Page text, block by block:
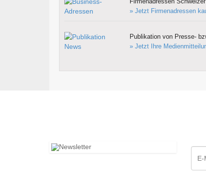
» Jetzt Firmenadressen
Publikation von Presse-
» Jetzt Ihre